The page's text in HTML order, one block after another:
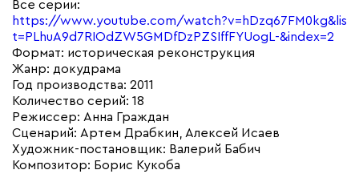
Все серии:
https://www.youtube.com/watch?v=hDzq67FM0kg&lis
t=PLhuA9d7RIOdZW5GMDfDzPZSIffFYUogL-&index=2
Формат: историческая реконструкция
Жанр: докудрама
Год производства: 2011
Количество серий: 18
Режиссер: Анна Граждан
Сценарий: Артем Драбкин, Алексей Исаев
Художник-постановщик: Валерий Бабич
Композитор: Борис Кукоба